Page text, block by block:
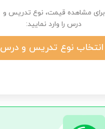
برای مشاهده قیمت، نوع تدریس و
درس را وارد نمایید:
انتخاب نوع تدریس و درس